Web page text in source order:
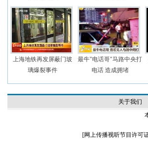
上海地铁再发屏蔽门玻
璃爆裂事件
最牛"电话哥"马路中央打
电话 造成拥堵
关于我们
[网上传播视听节目许可